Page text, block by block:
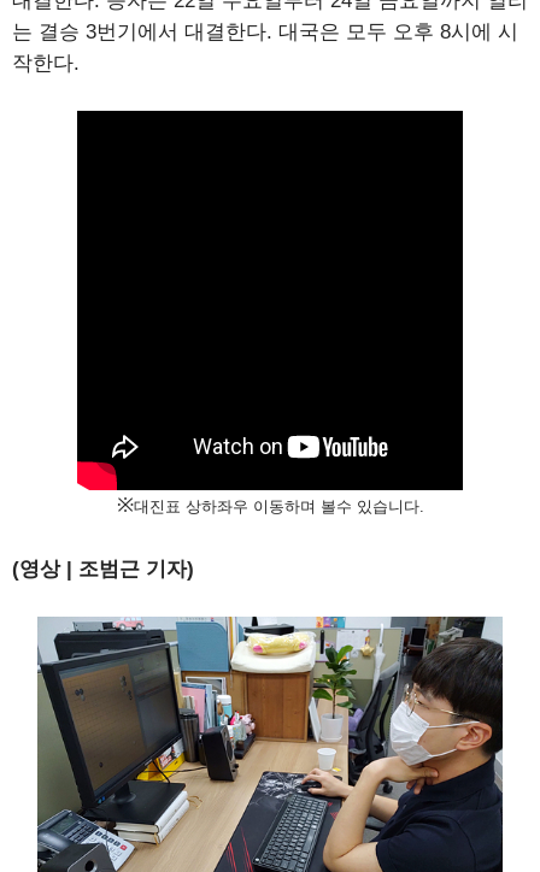
는 결승 3번기에서 대결한다. 대국은 모두 오후 8시에 시
작한다.
※대진표 상하좌우 이동하며 볼수 있습니다.
(영상 | 조범근 기자)